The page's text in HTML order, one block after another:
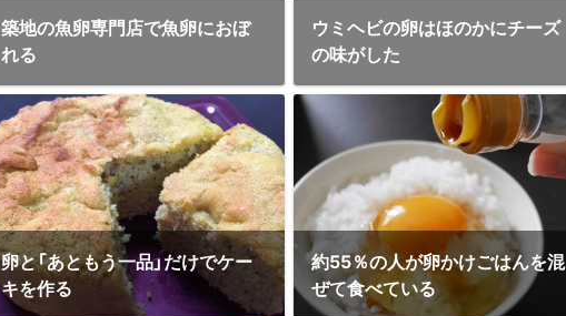
築地の魚卵専門店で魚卵におぼ
れる
ウミヘビの卵はほのかにチーズ
の味がした
卵と「あともう一品」だけでケー
キを作る
約55％の人が卵かけごはんを混
ぜて食べている